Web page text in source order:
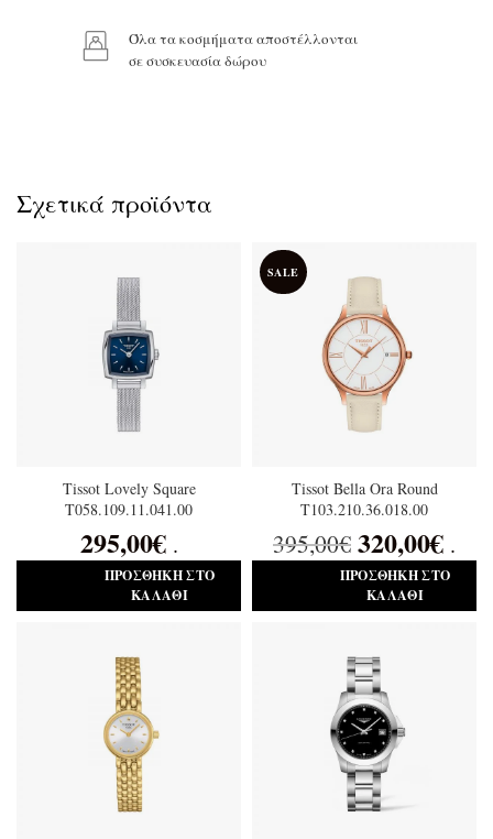
Όλα τα κοσμήματα αποστέλλονται
σε συσκευασία δώρου
Σχετικά προϊόντα
Tissot Lovely Square
T058.109.11.041.00
295,00€ .
ΠΡΟΣΘΉΚΗ ΣΤΟ
ΚΑΛΆΘΙ
SALE
Tissot Bella Ora Round
T103.210.36.018.00
395,00€ 320,00€ .
ΠΡΟΣΘΉΚΗ ΣΤΟ
ΚΑΛΆΘΙ